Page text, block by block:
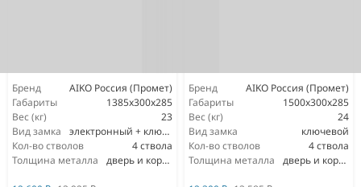
Бренд
AIKO Россия (Промет)
Габариты
1385x300x285
Вес (кг)
23
Вид замка
электронный + ключевой
Кол-во стволов
4 ствола
Толщина металла
дверь и корпус 1,5мм
Бренд
AIKO Россия (Промет)
Габариты
1500x300x285
Вес (кг)
24
Вид замка
ключевой
Кол-во стволов
4 ствола
Толщина металла
дверь и корпус 1,5мм